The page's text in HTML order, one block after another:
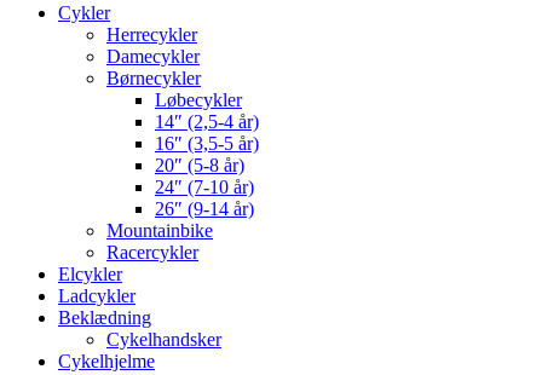
Cykler
Herrecykler
Damecykler
Børnecykler
Løbecykler
14″ (2,5-4 år)
16″ (3,5-5 år)
20″ (5-8 år)
24″ (7-10 år)
26″ (9-14 år)
Mountainbike
Racercykler
Elcykler
Ladcykler
Beklædning
Cykelhandsker
Cykelhjelme